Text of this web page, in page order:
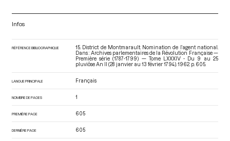
Infos
RÉFÉRENCE BIBLIOGRAPHIQUE
15. District de Montmarault. Nomination de l’agent national.
Dans : Archives parlementaires de la Révolution Française —
Première série (1787-1799) — Tome LXXXIV - Du 9 au 25
pluviôse An II (28 janvier au 13 février 1794) . 1962. p. 605.
LANGUE PRINCIPALE Français
NOMBRE DE PAGES 1
PREMIÈRE PAGE 605
DERNIÈRE PAGE 605